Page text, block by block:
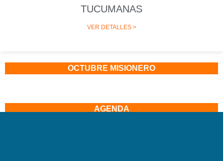
TUCUMANAS
VER DETALLES >
OCTUBRE MISIONERO
AGENDA